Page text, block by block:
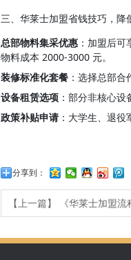
三、华莱士加盟省钱技巧，降
总部物料集采优惠 ：加盟后
物料成本 2000-3000 元。
装修标准化套餐 ：选择总部
设备租赁选项 ：部分非核心
政策补贴申请：大学生、退役
分享到：
【上一篇】 《华莱士加盟